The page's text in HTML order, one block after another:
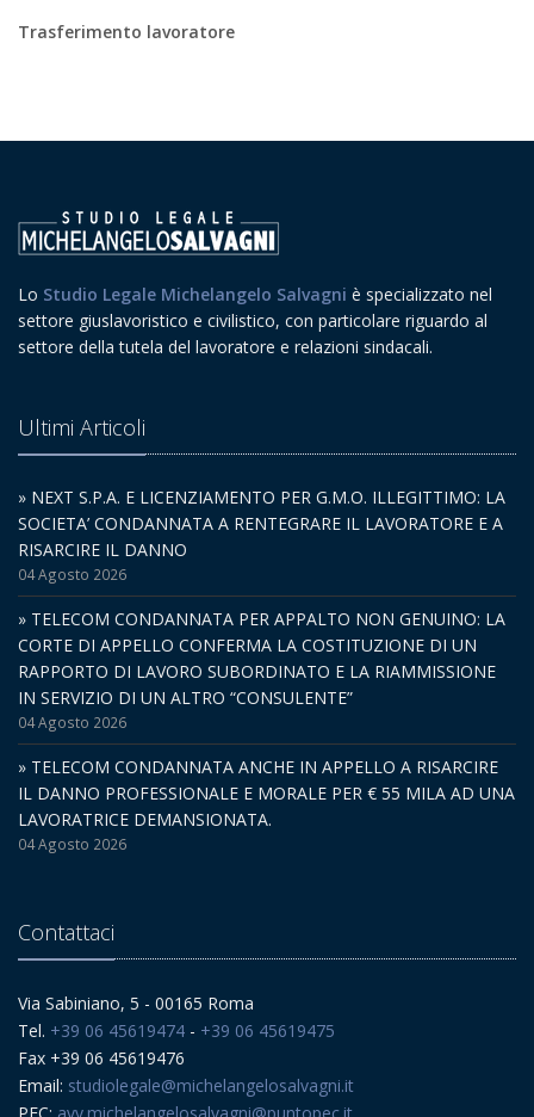
Trasferimento lavoratore
Lo Studio Legale Michelangelo Salvagni è specializzato nel
settore giuslavoristico e civilistico, con particolare riguardo al
settore della tutela del lavoratore e relazioni sindacali.
Ultimi Articoli
» NEXT S.P.A. E LICENZIAMENTO PER G.M.O. ILLEGITTIMO: LA
SOCIETA’ CONDANNATA A RENTEGRARE IL LAVORATORE E A
RISARCIRE IL DANNO
04 Agosto 2026
» TELECOM CONDANNATA PER APPALTO NON GENUINO: LA
CORTE DI APPELLO CONFERMA LA COSTITUZIONE DI UN
RAPPORTO DI LAVORO SUBORDINATO E LA RIAMMISSIONE
IN SERVIZIO DI UN ALTRO “CONSULENTE”
04 Agosto 2026
» TELECOM CONDANNATA ANCHE IN APPELLO A RISARCIRE
IL DANNO PROFESSIONALE E MORALE PER € 55 MILA AD UNA
LAVORATRICE DEMANSIONATA.
04 Agosto 2026
Contattaci
Via Sabiniano, 5 - 00165 Roma
Tel. +39 06 45619474 - +39 06 45619475
Fax +39 06 45619476
Email: studiolegale@michelangelosalvagni.it